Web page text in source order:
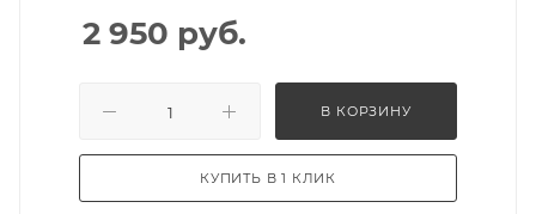
2 950 руб.
В КОРЗИНУ
КУПИТЬ В 1 КЛИК